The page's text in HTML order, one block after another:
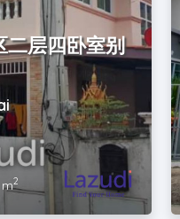
二层四卧室别
m2